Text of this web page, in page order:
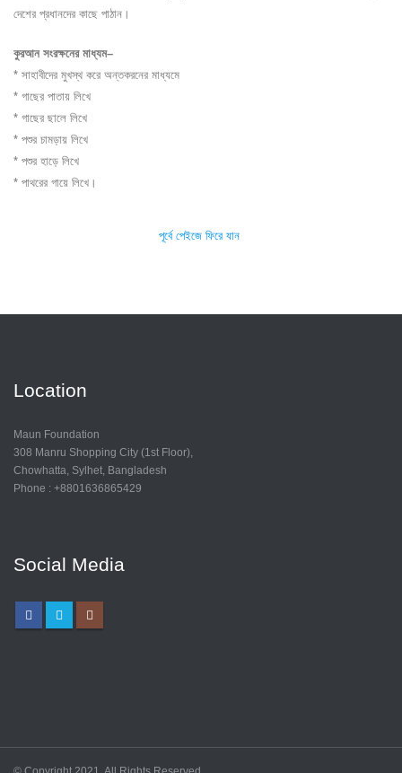
দেশের প্রধানদের কাছে পাঠান।
কুরআন সংরক্ষনের মাধ্যম–
* সাহাবীদের মুখস্থ করে অন্তকরনের মাধ্যমে
* গাছের পাতায় লিখে
* গাছের ছালে লিখে
* পশুর চামড়ায় লিখে
* পশুর হাড়ে লিখে
* পাথরের গায়ে লিখে।
পূর্বে পেইজে ফিরে যান
Location
Maun Foundation
308 Manru Shopping City (1st Floor),
Chowhatta, Sylhet, Bangladesh
Phone : +8801636865429
Social Media